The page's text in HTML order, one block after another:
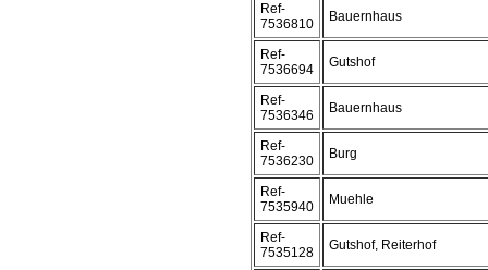
Ref-
7536810
Bauernhaus
Ref-
7536694
Gutshof
Ref-
7536346
Bauernhaus
Ref-
7536230
Burg
Ref-
7535940
Muehle
Ref-
7535128
Gutshof, Reiterhof